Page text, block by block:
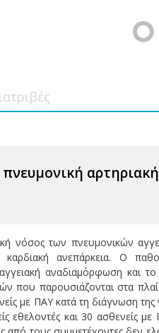
νόσος των πνευμονικών
ανεπάρκεια. Ο
αναδιαμόρφωση
που παρουσιάζονται στα
με ΠΑΥ κατά τη διάγνωση
εθελοντές και 30 ασθενείς